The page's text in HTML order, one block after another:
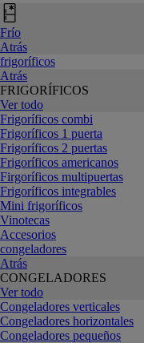
Frío
Atrás
frigoríficos
Atrás
FRIGORÍFICOS
Ver todo
Frigoríficos combi
Frigoríficos 1 puerta
Frigoríficos 2 puertas
Frigoríficos americanos
Firgoríficos multipuertas
Frigoríficos integrables
Mini frigoríficos
Vinotecas
Accesorios
congeladores
Atrás
CONGELADORES
Ver todo
Congeladores verticales
Congeladores horizontales
Congeladores pequeños